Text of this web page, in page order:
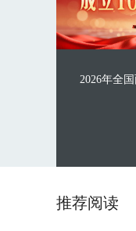
2026年全
推荐阅读